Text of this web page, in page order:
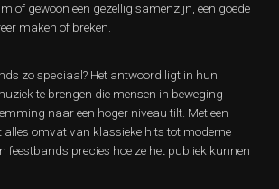
of gewoon een gezellig samenzijn, een goede
maken of breken.
zo speciaal? Het antwoord ligt in hun
te brengen die mensen in beweging
naar een hoger niveau tilt. Met een
alles omvat van klassieke hits tot moderne
feestbands precies hoe ze het publiek kunnen